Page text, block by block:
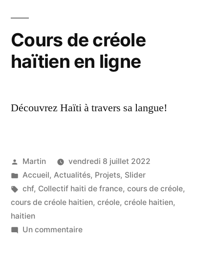
créole
le
Cours de créole
haïtien en ligne
Découvrez Haïti à travers sa langue!
Publié
par
Martin
vendredi 8 juillet 2022
Publié
dans
Accueil, Actualités, Projets, Slider
Étiquettes :
chf, Collectif haiti de france, cours de créole,
cours de créole haitien, créole, créole haitien,
haitien
Un commentairesur